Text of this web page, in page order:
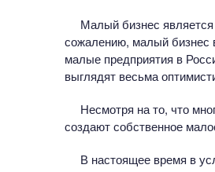
Малый бизнес
сожалению, малый бизнес
малые предприятия в
выглядят весьма
Несмотря на то, что
создают собственное
В настоящее время в